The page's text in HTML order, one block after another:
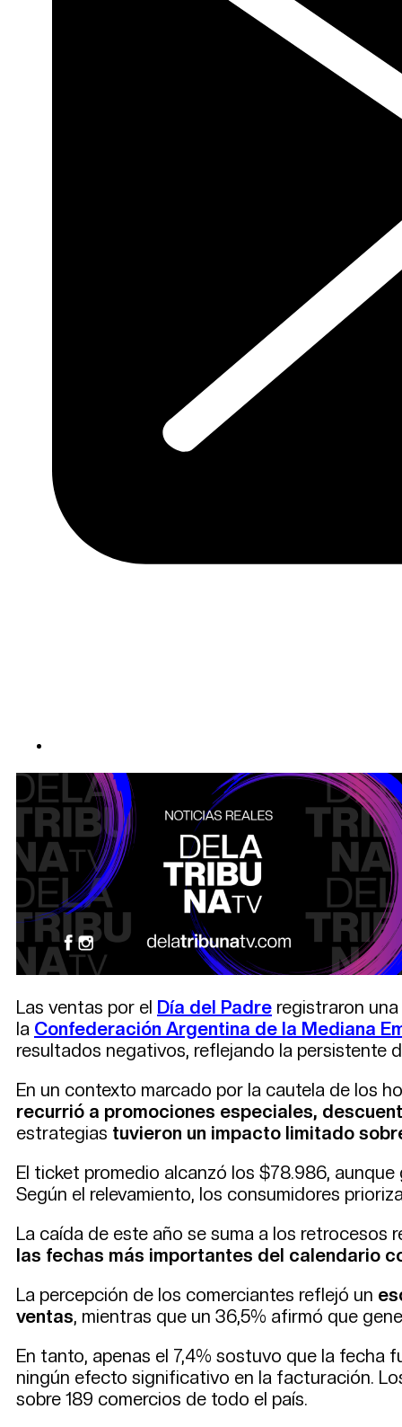
Las ventas por el Día del Padre registraron
la Confederación Argentina de la Mediana
resultados negativos, reflejando la persistente
En un contexto marcado por la cautela de los
recurrió a promociones especiales,
estrategias tuvieron un impacto limitado
El ticket promedio alcanzó los $78.986,
Según el relevamiento, los consumidores
La caída de este año se suma a los retrocesos
las fechas más importantes del calendario
La percepción de los comerciantes reflejó un
ventas, mientras que un 36,5% afirmó que
En tanto, apenas el 7,4% sostuvo que la fecha
ningún efecto significativo en la facturación.
sobre 189 comercios de todo el país.